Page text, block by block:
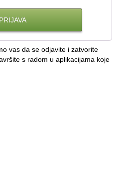
vas da se odjavite i zatvorite
s radom u aplikacijama koje